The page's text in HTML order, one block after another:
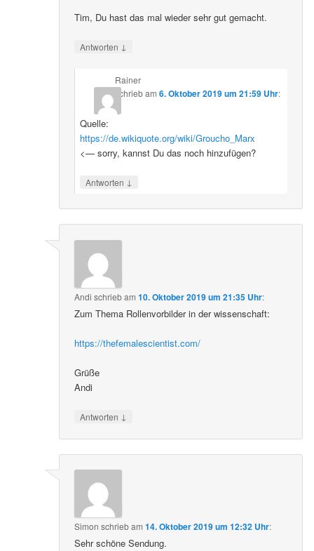
Tim, Du hast das mal wieder sehr gut gemacht.
Antworten ↓
Rainer
schriebam 6. Oktober 2019 um 21:59 Uhr:
Quelle:
https://de.wikiquote.org/wiki/Groucho_Marx
<— sorry, kannst Du das noch hinzufügen?
Antworten ↓
Andi schriebam10. Oktober 2019 um 21:35 Uhr:
Zum Thema Rollenvorbilder in der wissenschaft:
https://thefemalescientist.com/
Grüße
Andi
Antworten ↓
Simon schriebam14. Oktober 2019 um 12:32 Uhr:
Sehr schöne Sendung.